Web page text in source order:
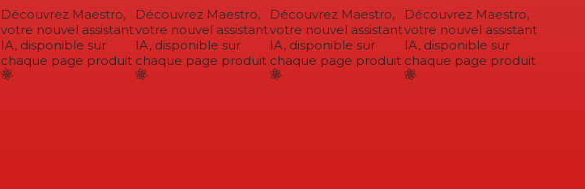
Découvrez Maestro,
nouvel assistant
IA, disponible sur
page produit
Découvrez Maestro,
votre nouvel assistant
IA, disponible sur
chaque page produit
Découvrez Maestro,
votre nouvel assistant
IA, disponible sur
chaque page produit
Découvrez Maestro,
votre nouvel assistant
IA, disponible sur
chaque page produit